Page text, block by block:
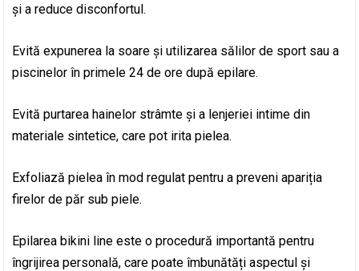
și a reduce disconfortul.
Evită expunerea la soare și utilizarea sălilor de sport sau a
piscinelor în primele 24 de ore după epilare.
Evită purtarea hainelor strâmte și a lenjeriei intime din
materiale sintetice, care pot irita pielea.
Exfoliază pielea în mod regulat pentru a preveni apariția
firelor de păr sub piele.
Epilarea bikini line este o procedură importantă pentru
îngrijirea personală, care poate îmbunătăți aspectul și